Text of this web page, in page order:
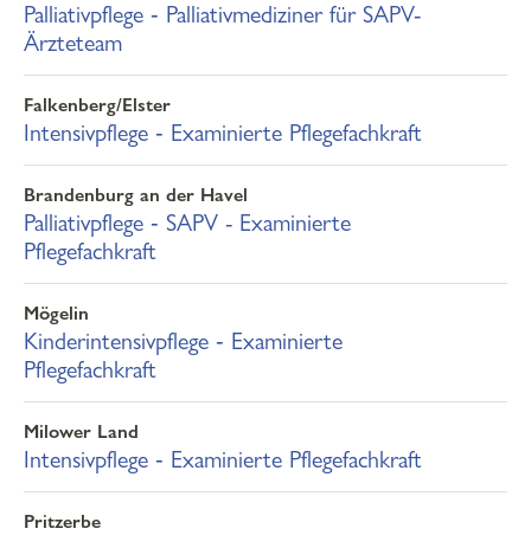
Palliativpflege ‐ Palliativmediziner für SAPV-
Ärzteteam
Falkenberg/Elster
Intensivpflege ‐ Examinierte Pflegefachkraft
Brandenburg an der Havel
Palliativpflege ‐ SAPV - Examinierte
Pflegefachkraft
Mögelin
Kinderintensivpflege ‐ Examinierte
Pflegefachkraft
Milower Land
Intensivpflege ‐ Examinierte Pflegefachkraft
Pritzerbe